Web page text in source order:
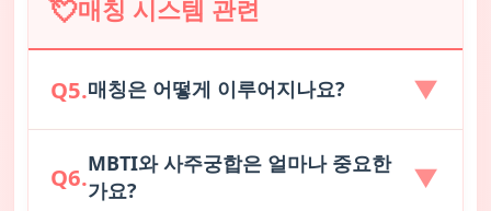
실 수 있습니다.
🔮 MBTI 성격테스트 바로가기
수 있습니다.
제든지 정보를 변경하실 수 있습니다. MBTI 결과가
바뀌었다거나, 이상형이 변했다면 자유롭게 업데이
트해 주세요.
💘매칭 시스템 관련
Q5.매칭은 어떻게 이루어지나요? ▼
"미야수 매칭 시스템"이 당신의 MBTI, 가치관, 이
상형, 좌우명 등을 분석하여 성향이 잘 맞는 상대를
Q6.MBTI와 사주궁합은 얼마나 중요한
가요?
▼